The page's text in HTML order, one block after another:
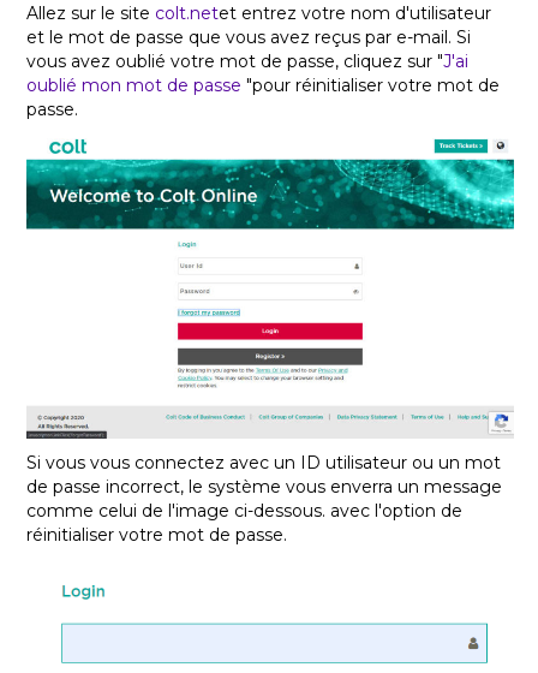
Allez sur le site colt.netet entrez votre nom d'utilisateur
et le mot de passe que vous avez reçus par e-mail. Si
vous avez oublié votre mot de passe, cliquezsur "J'ai
oublié mon mot de passe "pour réinitialiser votre mot de
passe.
Si vous vous connectez avec un ID utilisateur ou un mot
de passe incorrect, le système vous enverra un message
comme celui de l'image ci-dessous. avec l'option de
réinitialiser votre mot de passe.